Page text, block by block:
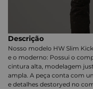
Descrição
Nosso modelo HW Slim
e o moderno: Possui o
cintura alta, modelagem
ampla. A peça conta com
e detalhes destoryed no